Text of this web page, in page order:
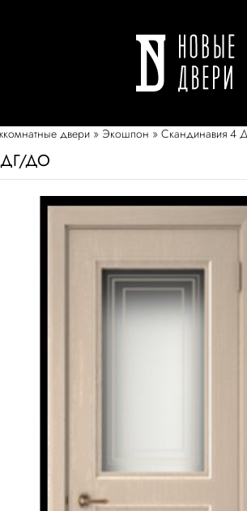
двери » Экошпон » Скандинавия 4
ДГ/ДО